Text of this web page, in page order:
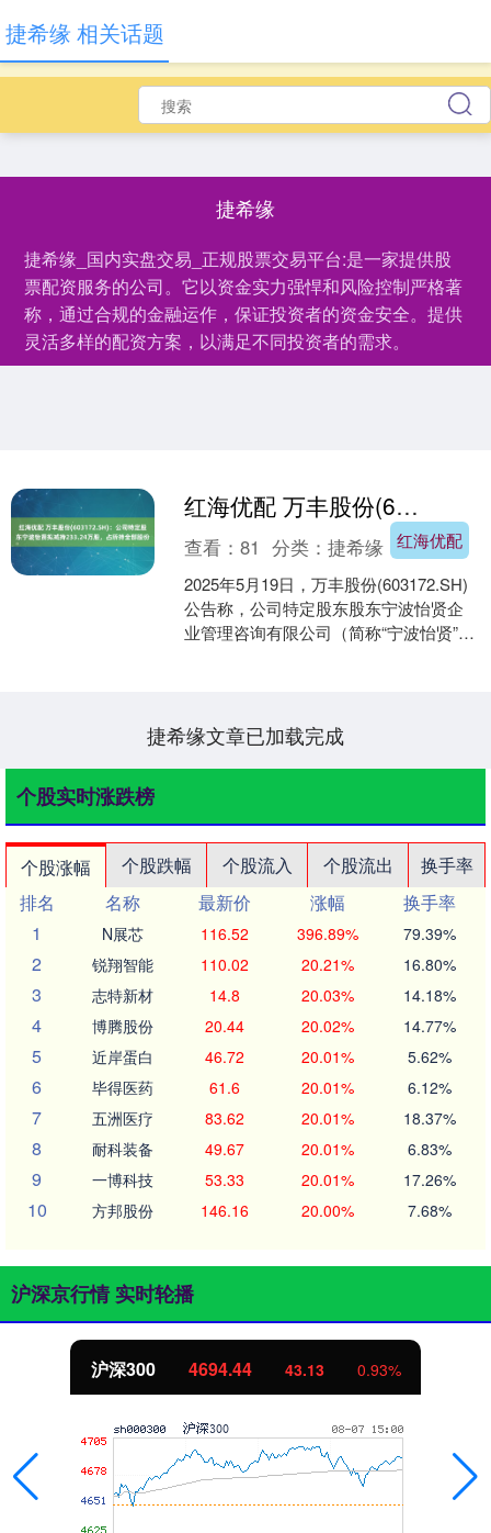
捷希缘
捷希缘_国内实盘交易_正规股票交易平台:是一家提供股
票配资服务的公司。它以资金实力强悍和风险控制严格著
称，通过合规的金融运作，保证投资者的资金安全。提供
灵活多样的配资方案，以满足不同投资者的需求。
捷希缘 相关话题
红海优配 万丰股份(603172.SH)：公司特定股东宁波怡贤拟减持233.24万股，占所持全部股份
红海优配
查看：81 分类：捷希缘
2025年5月19日，万丰股份(603172.SH)
公告称，公司特定股东股东宁波怡贤企
业管理咨询有限公司（简称“宁波怡贤”）
捷希缘文章已加载完成
个股实时涨跌榜
个股涨幅 个股跌幅 个股流入 个股流出
换手率
排名
名称 最新价 涨幅
换手率
1
N展芯 116.52 396.89% 79.39%
2 锐翔智能 110.02 20.21% 16.80%
3 志特新材 14.8 20.03% 14.18%
4 博腾股份 20.44 20.02% 14.77%
5 近岸蛋白 46.72 20.01% 5.62%
6 毕得医药 61.6 20.01% 6.12%
7 五洲医疗 83.62 20.01% 18.37%
8 耐科装备 49.67 20.01% 6.83%
9 一博科技 53.33 20.01% 17.26%
10 方邦股份 146.16 20.00% 7.68%
沪深京行情 实时轮播
沪深300 4694.44 43.13 0.93%